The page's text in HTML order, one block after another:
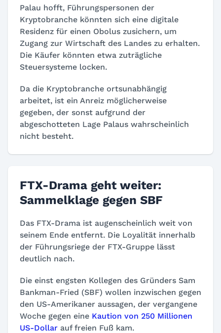
Palau hofft, Führungspersonen der
Kryptobranche könnten sich eine digitale
Residenz für einen Obolus zusichern, um
Zugang zur Wirtschaft des Landes zu erhalten.
Die Käufer könnten etwa zuträgliche
Steuersysteme locken.
Da die Kryptobranche ortsunabhängig
arbeitet, ist ein Anreiz möglicherweise
gegeben, der sonst aufgrund der
abgeschotteten Lage Palaus wahrscheinlich
nicht besteht.
FTX-Drama geht weiter:
Sammelklage gegen SBF
Das FTX-Drama ist augenscheinlich weit von
seinem Ende entfernt. Die Loyalität innerhalb
der Führungsriege der FTX-Gruppe lässt
deutlich nach.
Die einst engsten Kollegen des Gründers Sam
Bankman-Fried (SBF) wollen inzwischen gegen
den US-Amerikaner aussagen, der vergangene
Woche gegen eine Kaution von 250 Millionen
US-Dollar auf freien Fuß kam.